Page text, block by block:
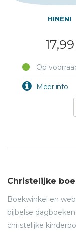
HINENI
17,99
Op
Christelijke
Boekwinkel en
bijbelse
christelijke